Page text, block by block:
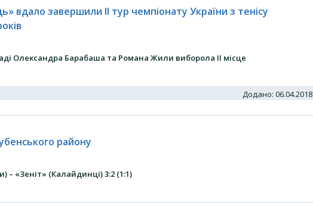
вдало завершили II тур чемпіонату України з тенісу
Олександра Барабаша та Романа Жили виборола II місце
Додано: 06.04.2018
району
«Зеніт» (Калайдинці) 3:2 (1:1)